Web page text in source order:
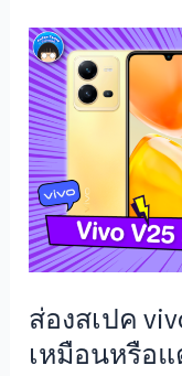
ส่องสเปค
เหมือนหรือ
ส่อง
สเปค
vivo
V27
5G
vs
vivo
V25
เหมือน
หรือ